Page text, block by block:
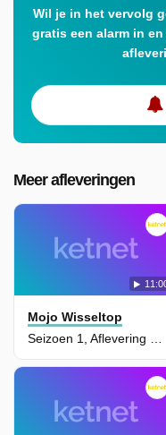
Wil je in het vervolg
gratis een alarm in
Meer afleveringen
Mojo Wisseltop
Seizoen 1, Aflevering 4 - Luchtpost